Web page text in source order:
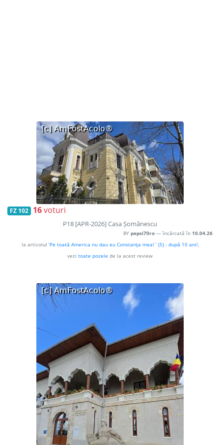
FZ 102 16voturi
P18 [APR-2026] Casa Șomânescu
BY pepsi70ro — încărcată în 10.04.26
la articolul ’Pe toată America nu dau eu Constanţa mea! ’ (5) - după 10 ani!,
vezi toate pozele de la acest review